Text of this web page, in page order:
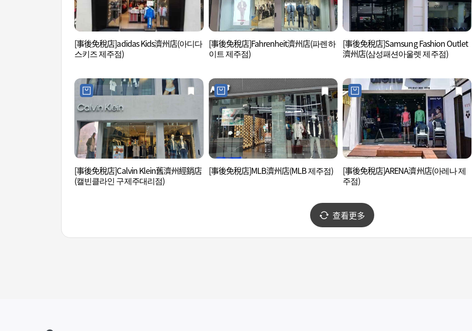
[事後免稅店]adidas Kids濟州店(아디다
스키즈 제주점)
[事後免稅店]Fahrenheit濟州店(파렌하
이트 제주점)
[事後免稅店]Samsung Fashion Outlet
濟州店(삼성패션아울렛 제주점)
[事後免稅店]Calvin Klein舊濟州經銷店
(캘빈클라인 구제주대리점)
[事後免稅店]MLB濟州店(MLB 제주점)
[事後免稅店]ARENA濟州店(아레나 제
주점)
查看更多